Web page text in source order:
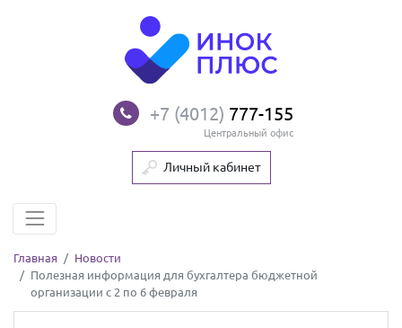
+7 (4012) 777-155
Центральный офис
Личный кабинет
Главная
Новости
Полезная информация для бухгалтера бюджетной
организации с 2 по 6 февраля